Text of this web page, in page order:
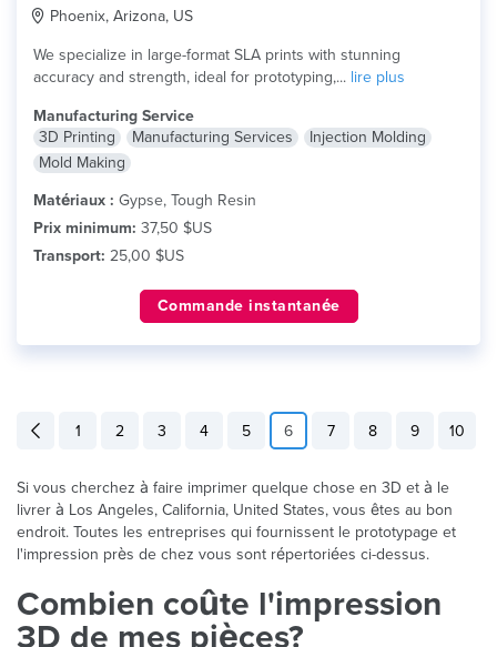
Phoenix, Arizona, US
We specialize in large-format SLA prints with stunning
accuracy and strength, ideal for prototyping,... lire plus
Manufacturing Service
3D Printing
Manufacturing Services
Injection Molding
Mold Making
Matériaux : Gypse, Tough Resin
Prix minimum: 37,50 $US
Transport: 25,00 $US
Commande instantanée
1 2 3 4 5 6 7 8 9 10
Si vous cherchez à faire imprimer quelque chose en 3D et à le
livrer à Los Angeles, California, United States, vous êtes au bon
endroit. Toutes les entreprises qui fournissent le prototypage et
l'impression près de chez vous sont répertoriées ci-dessus.
Combien coûte l'impression
3D de mes pièces?